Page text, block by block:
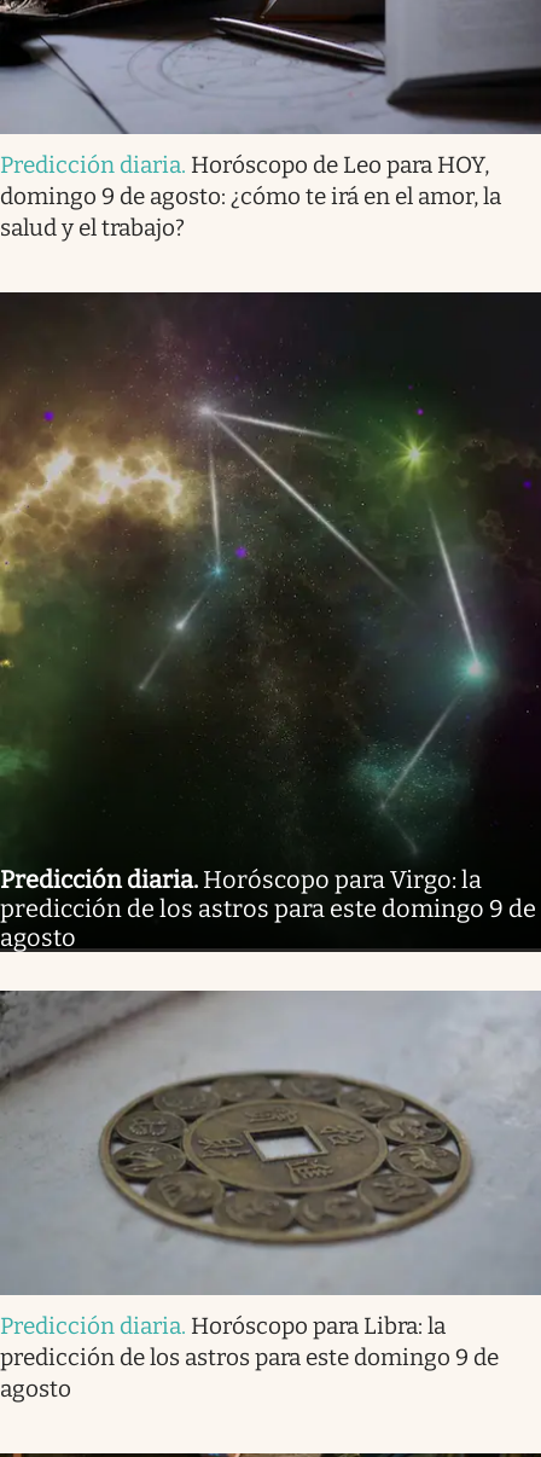
Predicción diaria. Horóscopo de Leo para HOY,
domingo 9 de agosto: ¿cómo te irá en el amor, la
salud y el trabajo?
Predicción diaria. Horóscopo para Virgo: la
predicción de los astros para este domingo 9 de
agosto
Predicción diaria. Horóscopo para Libra: la
predicción de los astros para este domingo 9 de
agosto